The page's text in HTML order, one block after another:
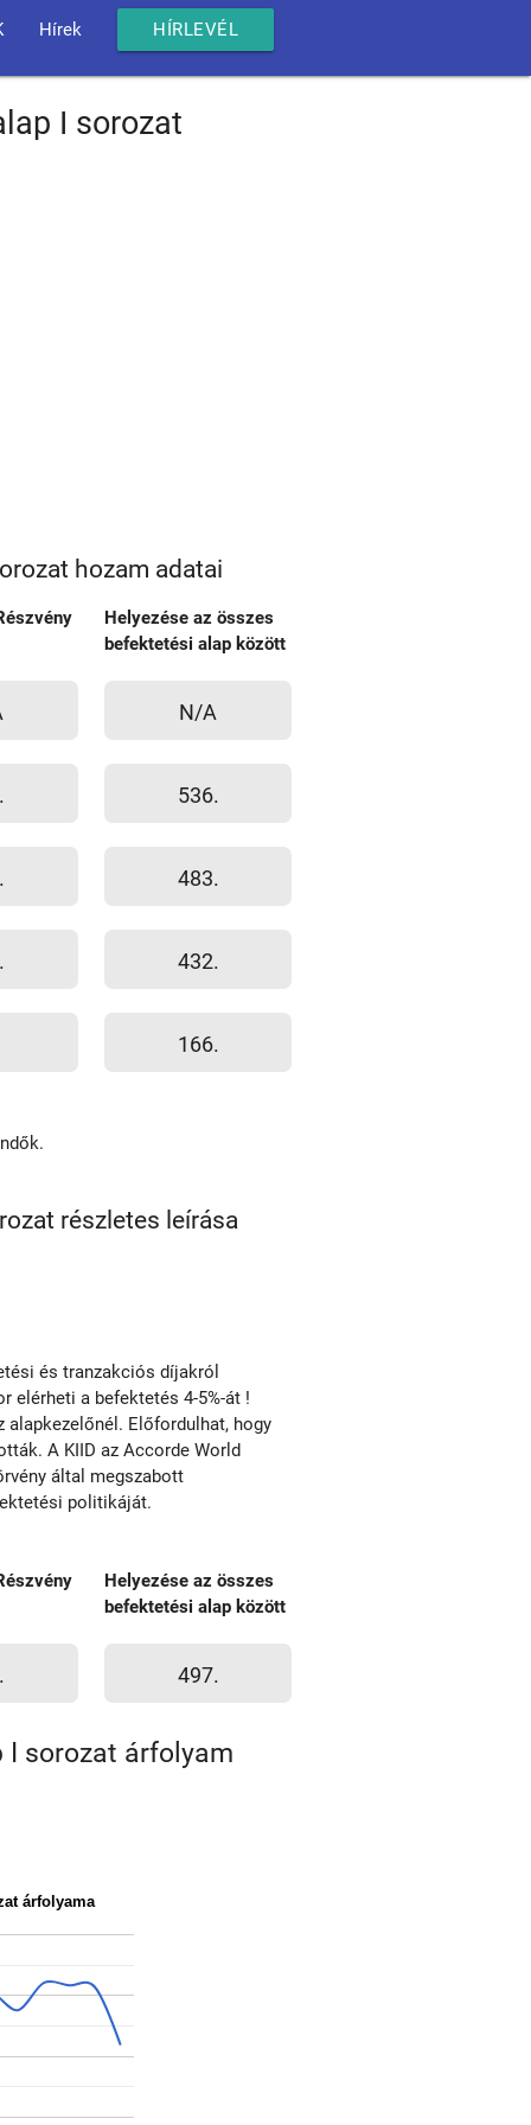
Hírek HÍRLEVÉL
I sorozat
hozam adatai
Helyezése az összes
befektetési alap között
N/A
536.
483.
432.
166.
részletes leírása
és tranzakciós díjakról
elérheti a befektetés 4-5%-át !
Előfordulhat, hogy
A KIID az Accorde World
által megszabott
politikáját.
Helyezése az összes
befektetési alap között
497.
I sorozat árfolyam
árfolyama